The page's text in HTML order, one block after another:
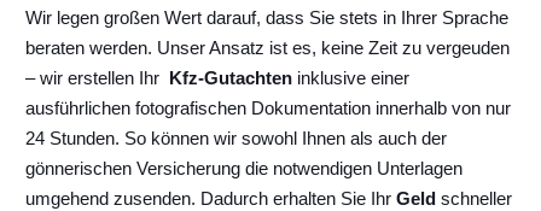
Wir legen großen Wert darauf, dass Sie stets in Ihrer Sprache
beraten werden. Unser Ansatz ist es, keine Zeit zu vergeuden
– wir erstellen Ihr Kfz-Gutachten inklusive einer
ausführlichen fotografischen Dokumentation innerhalb von nur
24 Stunden. So können wir sowohl Ihnen als auch der
gönnerischen Versicherung die notwendigen Unterlagen
umgehend zusenden. Dadurch erhalten Sie Ihr Geld schneller